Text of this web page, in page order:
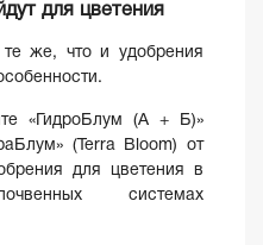
для цветения
же, что и удобрения
«ГидроБлум (A + Б)»
(Terra Bloom) от
для цветения в
системах